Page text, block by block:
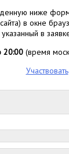
ниже
в окне
в
20:00(время
Участвовать